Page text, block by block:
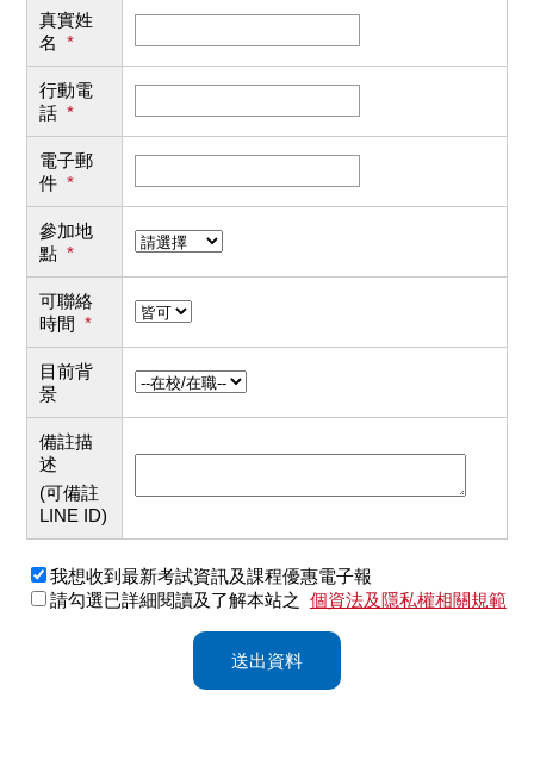
真實姓
名 *
行動電
話 *
電子郵
件 *
參加地
點 *
可聯絡
時間 *
目前背
景
備註描
述
(可備註
LINE ID)
我想收到最新考試資訊及課程優惠電子報
請勾選已詳細閱讀及了解本站之 個資法及隱私權相關規範
送出資料